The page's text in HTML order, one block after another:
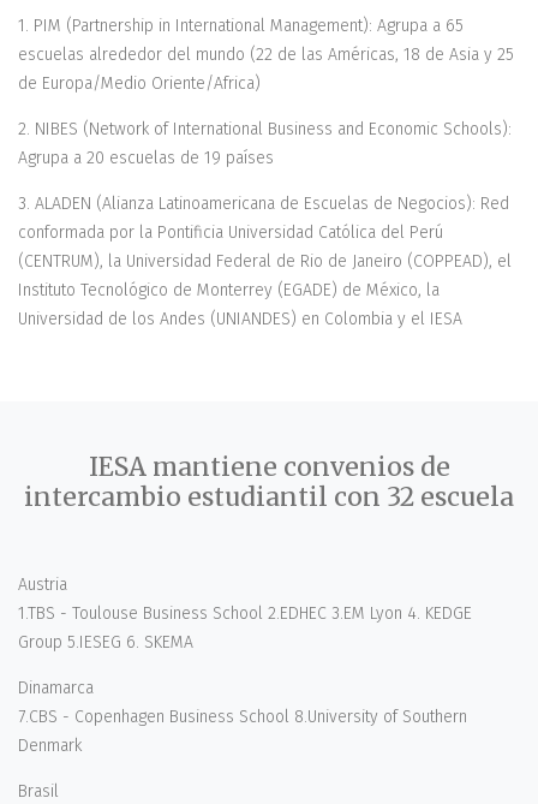
1. PIM (Partnership in International Management): Agrupa a 65
escuelas alrededor del mundo (22 de las Américas, 18 de Asia y 25
de Europa/Medio Oriente/Africa)
2. NIBES (Network of International Business and Economic Schools):
Agrupa a 20 escuelas de 19 países
3. ALADEN (Alianza Latinoamericana de Escuelas de Negocios): Red
conformada por la Pontificia Universidad Católica del Perú
(CENTRUM), la Universidad Federal de Rio de Janeiro (COPPEAD), el
Instituto Tecnológico de Monterrey (EGADE) de México, la
Universidad de los Andes (UNIANDES) en Colombia y el IESA
IESA mantiene convenios de
intercambio estudiantil con 32 escuela
Austria
1.TBS - Toulouse Business School 2.EDHEC 3.EM Lyon 4. KEDGE
Group 5.IESEG 6. SKEMA
Dinamarca
7.CBS - Copenhagen Business School 8.University of Southern
Denmark
Brasil